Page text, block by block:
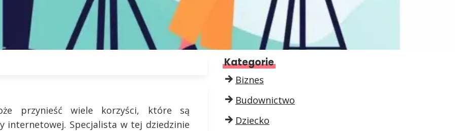
przynieść wiele korzyści, które są
internetowej. Specjalista w tej dziedzinie
Kategorie
Biznes
Budownictwo
Dziecko